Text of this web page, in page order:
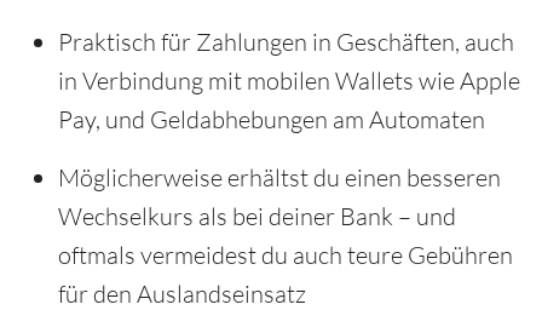
Praktisch für Zahlungen in Geschäften, auch
in Verbindung mit mobilen Wallets wie Apple
Pay, und Geldabhebungen am Automaten
Möglicherweise erhältst du einen besseren
Wechselkurs als bei deiner Bank – und
oftmals vermeidest du auch teure Gebühren
für den Auslandseinsatz